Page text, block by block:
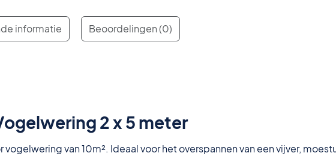
informatie Beoordelingen (0)
2 x 5 meter
vogelwering van 10m². Ideaal voor het overspannen van een vijver,